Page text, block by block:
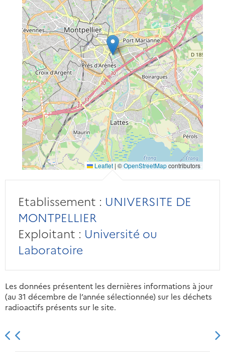
Leaflet|©OpenStreetMapcontributors
Etablissement : UNIVERSITE DE
MONTPELLIER
Exploitant : Université ou
Laboratoire
Les données présentent les dernières informations à jour
(au 31 décembre de l’année sélectionnée) sur les déchets
radioactifs présents sur le site.